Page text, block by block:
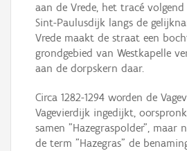
aan de Vrede, het tracé
Sint-Paulusdijk langs de
Vrede maakt de straat een
grondgebied van Westkapelle
aan de dorpskern daar.
Circa 1282-1294 worden de
Vagevierdijk ingedijkt,
samen "Hazegraspolder", maar
de term "Hazegras" de